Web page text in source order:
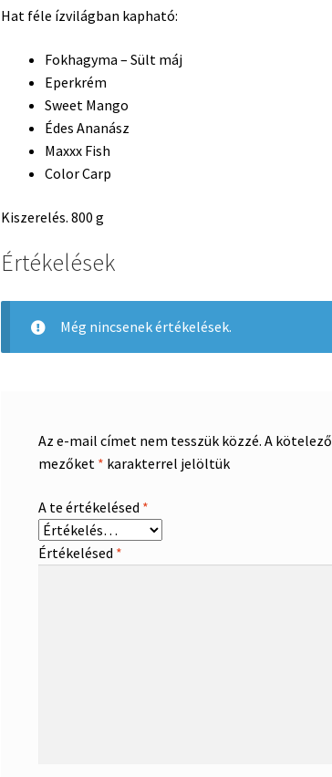
Hat féle ízvilágban kapható:
Fokhagyma – Sült máj
Eperkrém
Sweet Mango
Édes Ananász
Maxxx Fish
Color Carp
Kiszerelés. 800 g
Értékelések
Még nincsenek értékelések.
Az e-mail címet nem tesszük közzé. A kötelező
mezőket * karakterrel jelöltük
A te értékelésed *
Értékelésed *